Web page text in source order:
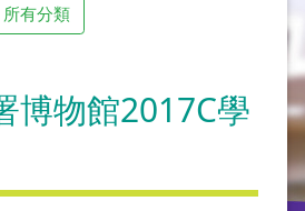
有分類
博物館2017C學